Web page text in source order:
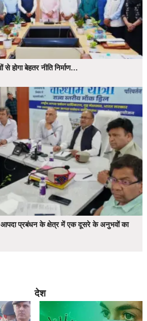
होगा बेहतर नीति निर्माण…
आपदा प्रबंधन के क्षेत्र में एक दूसरे के अनुभवों का
देश